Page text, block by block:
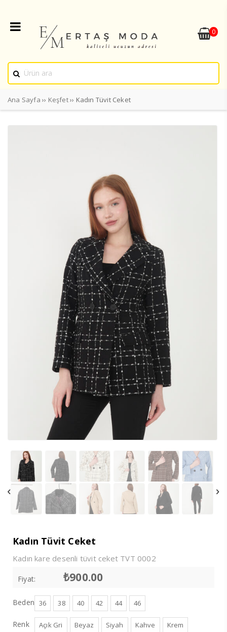
0
Ana Sayfa ›› Keşfet›› Kadın Tüvit Ceket
Kadın Tüvit Ceket
Kadın kare desenli tüvit ceket TVT 0002
Fiyat: ₺900.00
Beden 36 38 40 42 44 46
Renk Açık Gri Beyaz Siyah Kahve Krem